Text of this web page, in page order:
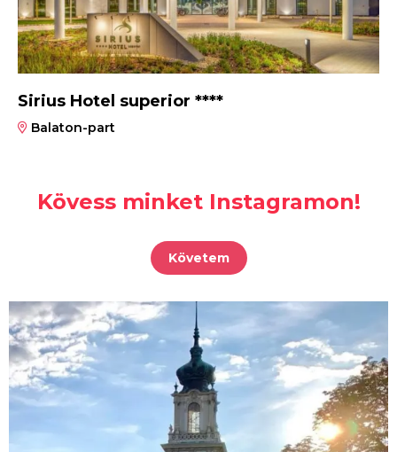
Sirius Hotel superior ****
Balaton-part
Kövess minket Instagramon!
Követem